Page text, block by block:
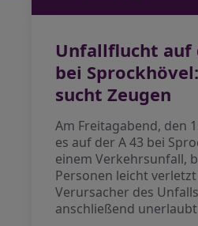
Unfallflucht auf
bei
sucht Zeugen
Am Freitagabend, den
es auf der A 43 bei
einem Verkehrsunfall,
Personen leicht
Verursacher des
anschließend